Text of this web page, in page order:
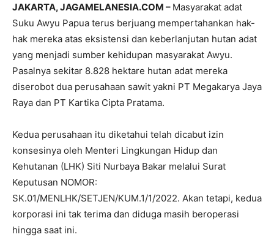
JAKARTA, JAGAMELANESIA.COM – Masyarakat adat
Suku Awyu Papua terus berjuang mempertahankan hak-
hak mereka atas eksistensi dan keberlanjutan hutan adat
yang menjadi sumber kehidupan masyarakat Awyu.
Pasalnya sekitar 8.828 hektare hutan adat mereka
diserobot dua perusahaan sawit yakni PT Megakarya Jaya
Raya dan PT Kartika Cipta Pratama.
Kedua perusahaan itu diketahui telah dicabut izin
konsesinya oleh Menteri Lingkungan Hidup dan
Kehutanan (LHK) Siti Nurbaya Bakar melalui Surat
Keputusan NOMOR:
SK.01/MENLHK/SETJEN/KUM.1/1/2022. Akan tetapi, kedua
korporasi ini tak terima dan diduga masih beroperasi
hingga saat ini.